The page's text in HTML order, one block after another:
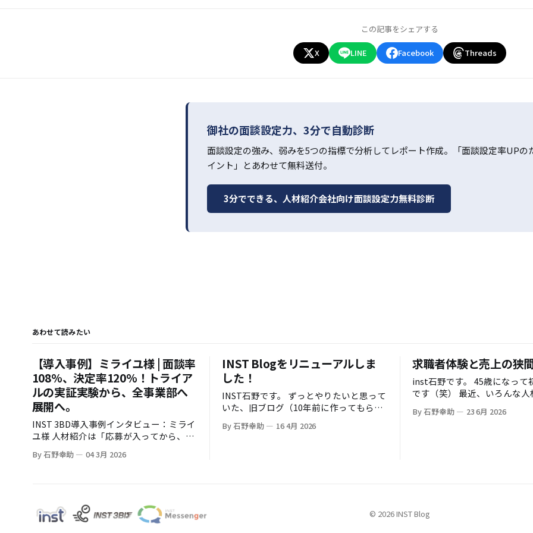
この記事をシェアする
X LINE Facebook Threads
御社の面談設定力、3分で自動診断
面談設定の強み、弱みを5つの指標で分析してレポート作成。「面談設定率UPの
イント」とあわせて無料送付。
3分でできる、人材紹介会社向け面談設定力無料診断
あわせて読みたい
【導入事例】ミライユ様 | 面談率
108%、決定率120%！トライア
ルの実証実験から、全事業部へ
展開へ。
INST 3BD導入事例インタビュー：ミライ
ユ様 人材紹介は「応募が入ってから、ど
か」で成果が大きく変わります。一方
ミライユ様に、INST 3BDのトライアル導
入（実証実験）から、効果検証を経て利
By 石野幸助 04 3月 2026
INST Blogをリニューアルしま
した！
INST石野です。 ずっとやりたいと思って
いた、旧ブログ（10年前に作ってもらっ
した。しかもひとりで。 リニューアルの
なり、Podcastにシフトしたりして色々
By 石野幸助 16 4月 2026
求職者体験と売上の狭
inst石野です。 45歳になって初のブログ
です（笑） 最近、いろんな人材紹介会社
ティングの担当者の方々と毎
僕自身、この業界に長く身を
By 石野幸助 23 6月 2026
© 2026 INST Blog